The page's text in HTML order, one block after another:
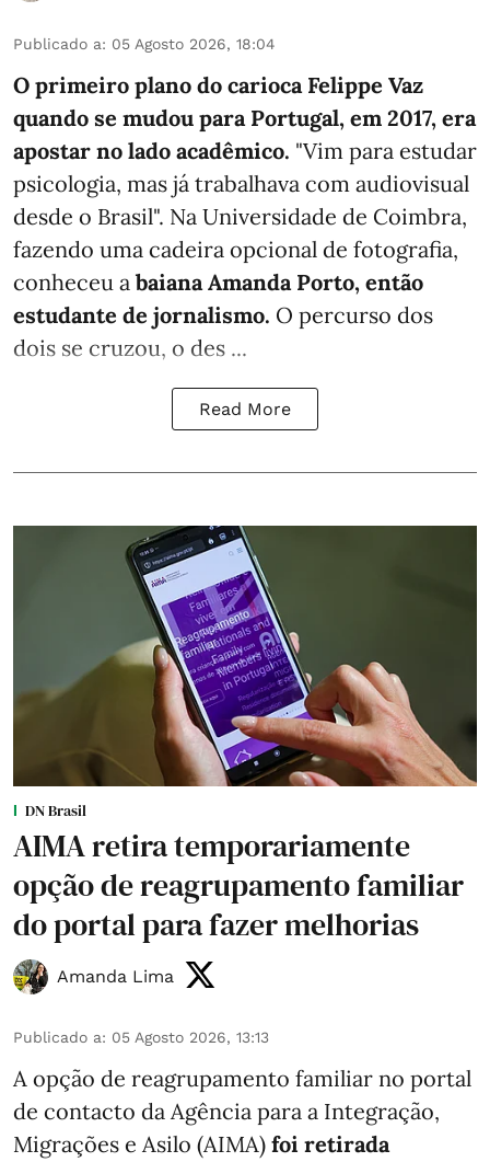
Publicado a: 05 Agosto 2026, 18:04
O primeiro plano do carioca Felippe Vaz
quando se mudou para Portugal, em 2017, era
apostar no lado acadêmico. "Vim para estudar
psicologia, mas já trabalhava com audiovisual
desde o Brasil". Na Universidade de Coimbra,
fazendo uma cadeira opcional de fotografia,
conheceu a baiana Amanda Porto, então
estudante de jornalismo. O percurso dos
dois se cruzou, o des ...
Read More
DN Brasil
AIMA retira temporariamente
opção de reagrupamento familiar
do portal para fazer melhorias
Amanda Lima
Publicado a: 05 Agosto 2026, 13:13
A opção de reagrupamento familiar no portal
de contacto da Agência para a Integração,
Migrações e Asilo (AIMA) foi retirada